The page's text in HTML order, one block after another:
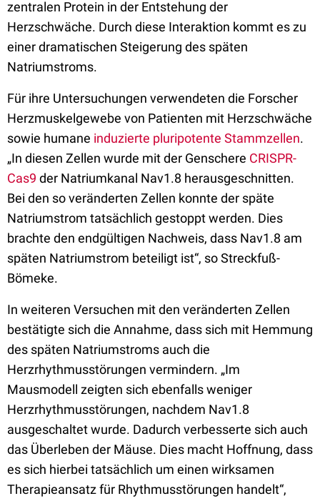
zentralen Protein in der Entstehung der
Herzschwäche. Durch diese Interaktion kommt es zu
einer dramatischen Steigerung des späten
Natriumstroms.
Für ihre Untersuchungen verwendeten die Forscher
Herzmuskelgewebe von Patienten mit Herzschwäche
sowie humane induzierte pluripotente Stammzellen.
„In diesen Zellen wurde mit der Genschere CRISPR-
Cas9 der Natriumkanal Nav1.8 herausgeschnitten.
Bei den so veränderten Zellen konnte der späte
Natriumstrom tatsächlich gestoppt werden. Dies
brachte den endgültigen Nachweis, dass Nav1.8 am
späten Natriumstrom beteiligt ist“, so Streckfuß-
Bömeke.
In weiteren Versuchen mit den veränderten Zellen
bestätigte sich die Annahme, dass sich mit Hemmung
des späten Natriumstroms auch die
Herzrhythmusstörungen vermindern. „Im
Mausmodell zeigten sich ebenfalls weniger
Herzrhythmusstörungen, nachdem Nav1.8
ausgeschaltet wurde. Dadurch verbesserte sich auch
das Überleben der Mäuse. Dies macht Hoffnung, dass
es sich hierbei tatsächlich um einen wirksamen
Therapieansatz für Rhythmusstörungen handelt“,